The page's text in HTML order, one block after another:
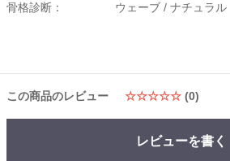
骨格診断： ウェーブ / ナチュラル
この商品のレビュー ☆☆☆☆☆ (0)
レビューを書く